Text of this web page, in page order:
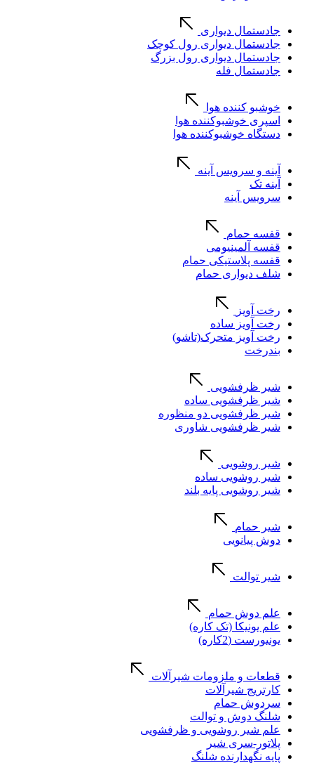
جادستمال دیواری
جادستمال دیواری رول کوچک
جادستمال دیواری رول بزرگ
جادستمال فله
خوشبو کننده هوا
اسپری خوشبوکننده هوا
دستگاه خوشبوکننده هوا
آینه و سرویس آینه
آینه تک
سرویس آینه
قفسه حمام
قفسه آلمینیومی
قفسه پلاستیکی حمام
شلف دیواری حمام
رخت آویز
رخت آویز ساده
رخت آویز متحرک(تاشو)
بندرخت
شیر ظرفشویی
شیر ظرفشویی ساده
شیر ظرفشویی دو منظوره
شیر ظرفشویی شاوری
شیر روشویی
شیر روشویی ساده
شیر روشویی پایه بلند
شیر حمام
دوش پیانویی
شیر توالت
علم دوش حمام
علم یونیکا (تک کاره)
یونیورست (2کاره)
قطعات و ملزومات شیرآلات
کارتریج شیرآلات
سردوش حمام
شلنگ دوش و توالت
علم شیر روشویی و ظرفشویی
پلاتور-سری شیر
پایه نگهدارنده شلنگ